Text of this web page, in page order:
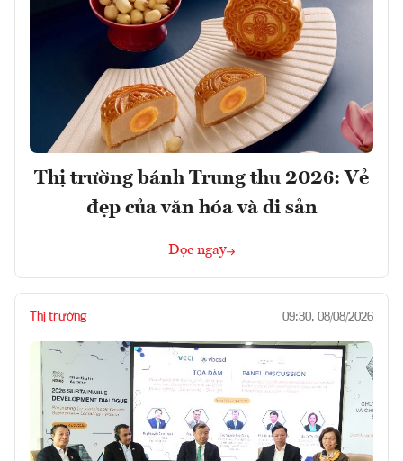
Thị trường bánh Trung thu 2026: Vẻ
đẹp của văn hóa và di sản
Đọc ngay
Thị trường 09:30, 08/08/2026